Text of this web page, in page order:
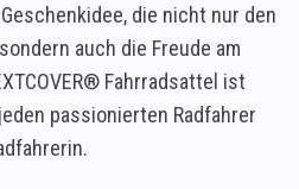
die nicht nur den
auch die Freude am
Fahrradsattel ist
passionierten Radfahrer